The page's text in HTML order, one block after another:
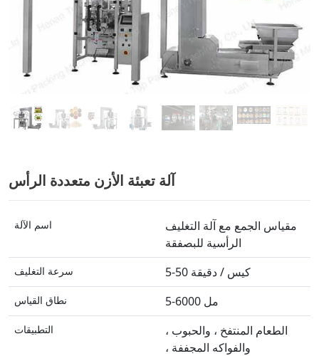
آلة تعبئة الأزن متعددة الرأس
اسم الآلة
مقياس الجمع مع آلة التغليف
الرأسية للبصفقة
سرعة التغليف 5-50 كيس / دقيقة
نطاق القياس 5-6000 مل
التطبيقات
الطعام المنتفخ ، والحبوب ،
والفواكه المجففة ،